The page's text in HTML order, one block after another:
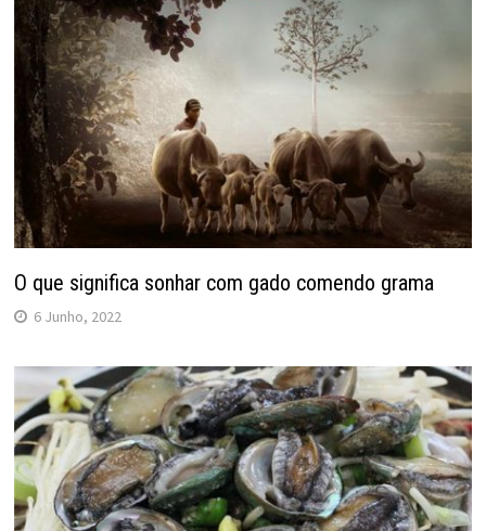
O que significa sonhar com gado comendo grama
6 Junho, 2022